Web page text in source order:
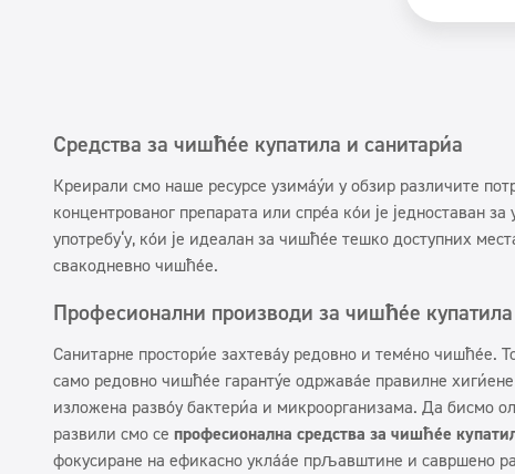
Средства за чишћење купатила и санитарија
Креирали смо наше ресурсе узимајући у обзир различите
концентрованог препарата или спреја који је једноставан
употребу‘у, који је идеалан за чишћење тешко доступних
свакодневно чишћење.
Професионални производи за чишћење
Санитарне просторије захтевају редовно и темељно чишћење.
само редовно чишћење гарантује одржавање правилне
изложена развоју бактерија и микроорганизама. Да бисмо
развили смо се професионална средства за чишћење
фокусиране на ефикасно уклањање прљавштине и савршено